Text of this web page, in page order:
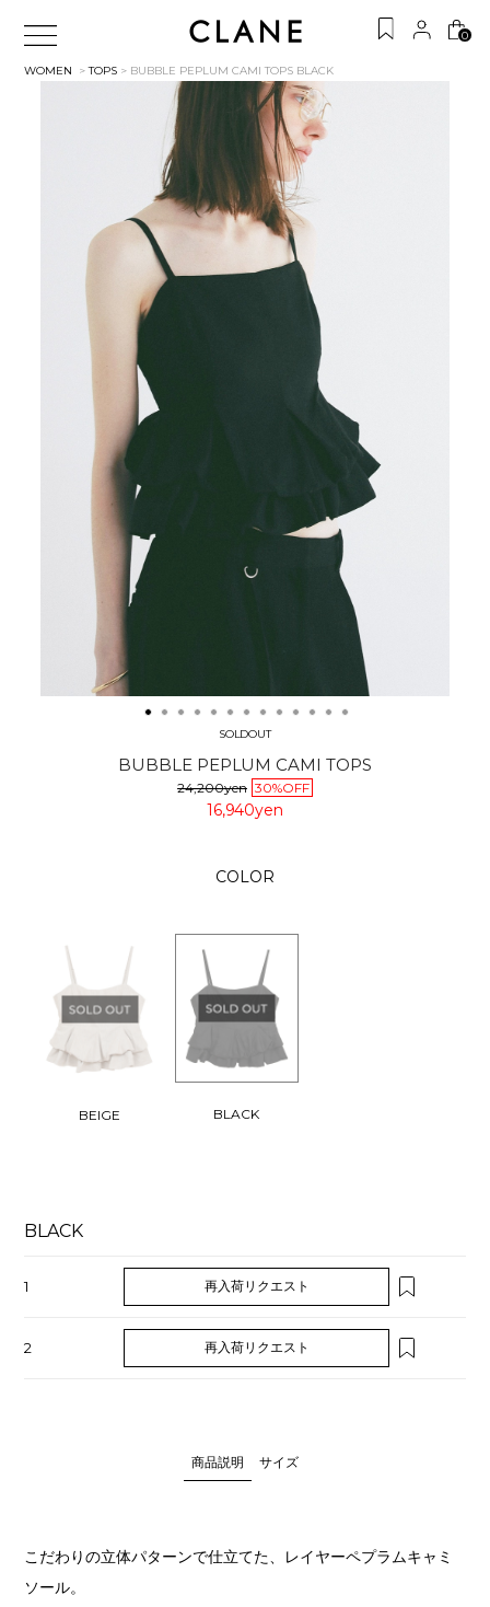
0
WOMEN >TOPS > BUBBLE PEPLUM CAMI TOPS BLACK
SOLDOUT
BUBBLE PEPLUM CAMI TOPS
24,200yen 30%OFF
16,940yen
COLOR
BEIGE BLACK
BLACK
1 再入荷リクエスト
2 再入荷リクエスト
商品説明 サイズ
こだわりの立体パターンで仕立てた、レイヤーペプラムキャミ
ソール。